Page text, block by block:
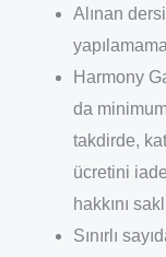
Alınan
Harmony
da minimum
takdirde,
ücretini
hakkını
Sınırlı